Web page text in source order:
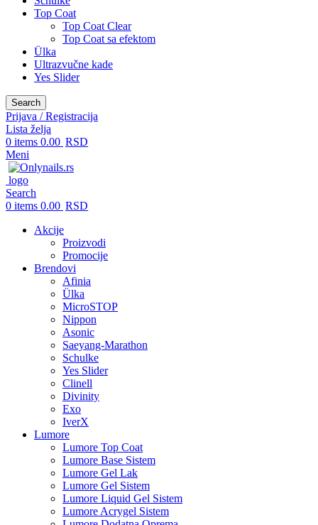
Top Coat
Top Coat Clear
Top Coat sa efektom
Ülka
Ultrazvučne kade
Yes Slider
Search
Prijava / Registracija
Lista želja
0 items 0.00 RSD
Meni
Search
0 items 0.00 RSD
Akcije
Proizvodi
Promocije
Brendovi
Afinia
Ülka
MicroSTOP
Nippon
Asonic
Saeyang-Marathon
Schulke
Yes Slider
Clinell
Divinity
Exo
IverX
Lumore
Lumore Top Coat
Lumore Base Sistem
Lumore Gel Lak
Lumore Gel Sistem
Lumore Liquid Gel Sistem
Lumore Acrygel Sistem